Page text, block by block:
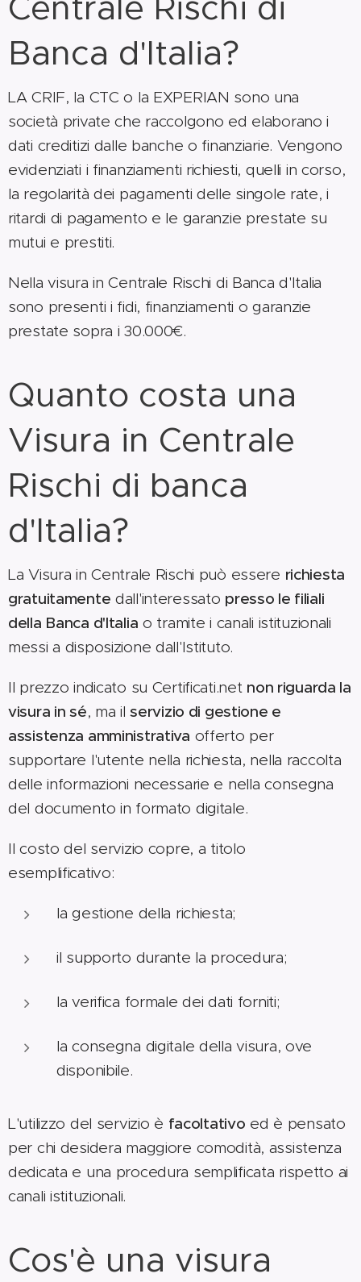
Banca d'Italia?
LA CRIF, la CTC o la EXPERIAN sono una
società private che raccolgono ed elaborano i
dati creditizi dalle banche o finanziarie. Vengono
evidenziati i finanziamenti richiesti, quelli in corso,
la regolarità dei pagamenti delle singole rate, i
ritardi di pagamento e le garanzie prestate su
mutui e prestiti.
Nella visura in Centrale Rischi di Banca d'Italia
sono presenti i fidi, finanziamenti o garanzie
prestate sopra i 30.000€.
Quanto costa una
Visura in Centrale
Rischi di banca
d'Italia?
La Visura in Centrale Rischi può essere richiesta
gratuitamente dall'interessato presso le filiali
della Banca d'Italia o tramite i canali istituzionali
messi a disposizione dall'Istituto.
Il prezzo indicato su Certificati.net non riguarda la
visura in sé, ma ilservizio di gestione e
assistenza amministrativa offerto per
supportare l'utente nella richiesta, nella raccolta
delle informazioni necessarie e nella consegna
del documento in formato digitale.
Il costo del servizio copre, a titolo
esemplificativo:
la gestione della richiesta;
il supporto durante la procedura;
la verifica formale dei dati forniti;
la consegna digitale della visura, ove
disponibile.
L'utilizzo del servizio è facoltativo ed è pensato
per chi desidera maggiore comodità, assistenza
dedicata e una procedura semplificata rispetto ai
canali istituzionali.
Cos'è una visura